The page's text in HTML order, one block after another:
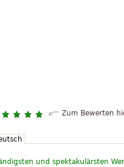
Zum Bewerten
und spektakulärsten